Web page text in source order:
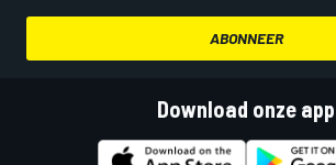
ABONNEER
Download onze app